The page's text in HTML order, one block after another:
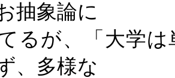
抽象論に
るが、「大学
、多様な